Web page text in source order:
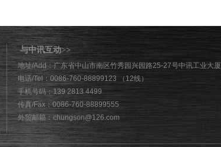
与中讯互动>>
地址/Add：广东省中山市南区竹秀园兴园路25-27号中讯工业大厦
电话/Tel：0086-760-88899123 （12线）
手机号码：139 2813 4499
传真/Fax：0086-760-88899555
外贸邮箱：chungson@126.com